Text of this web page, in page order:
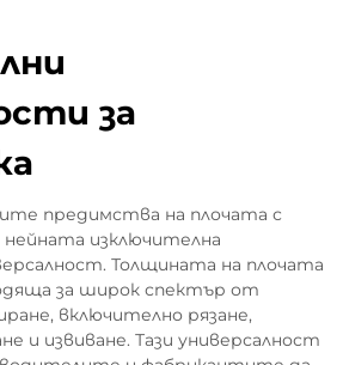
за
предимства на плочата с
изключителна
Толщината на плочата
за широк спектър от
включително рязане,
и извиване. Тази универсалност